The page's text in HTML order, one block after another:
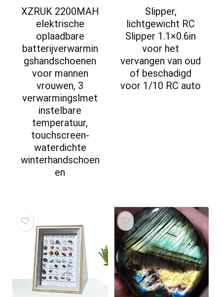
XZRUK 2200MAH
elektrische
oplaadbare
batterijverwarmin
gshandschoenen
voor mannen
vrouwen, 3
verwarmingslmet
instelbare
temperatuur,
touchscreen-
waterdichte
winterhandschoen
en
Slipper,
lichtgewicht RC
Slipper 1.1×0.6in
voor het
vervangen van oud
of beschadigd
voor 1/10 RC auto